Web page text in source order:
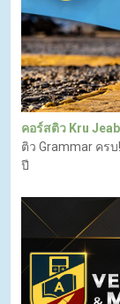
คอร์สติว Kru
ติว Grammar คร
ปี